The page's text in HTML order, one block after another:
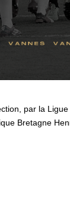
par la
Bretagne